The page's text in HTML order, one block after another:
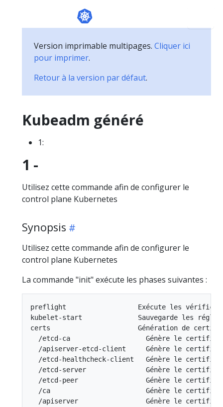
Version imprimable multipages. Cliquer ici
pour imprimer.
Retour à la version par défaut.
Kubeadm généré
1:
1 -
Utilisez cette commande afin de configurer le
control plane Kubernetes
Synopsis
Utilisez cette commande afin de configurer le
control plane Kubernetes
La commande "init" exécute les phases suivantes :
preflight                  Exécute les
kubelet-start              Sauvegarde les
certs                      Génération de
/etcd-ca                   Génère le
/apiserver-etcd-client     Génère le
/etcd-healthcheck-client   Génère le
/etcd-server               Génère le
/etcd-peer                 Génère le
/ca                        Génère le
/apiserver                 Génère le